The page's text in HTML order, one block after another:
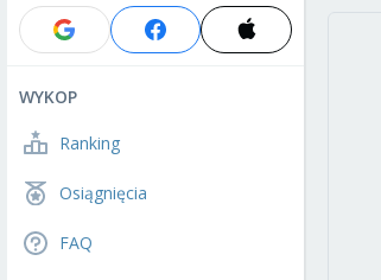
WYKOP
Ranking
Osiągnięcia
FAQ